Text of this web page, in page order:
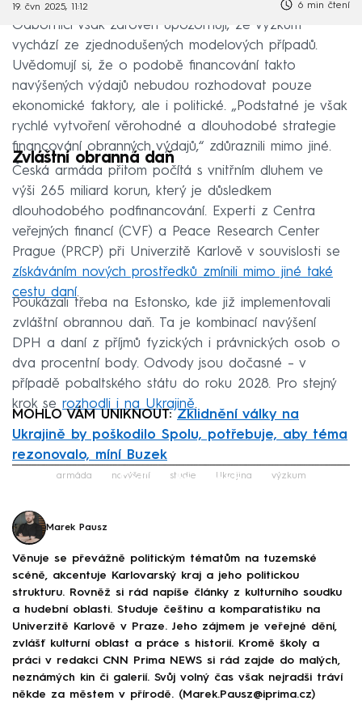
19. čvn 2025, 11:12 6 min čtení
Odborníci však zároveň upozorňují, že výzkum
vychází ze zjednodušených modelových případů.
Uvědomují si, že o podobě financování takto
navýšených výdajů nebudou rozhodovat pouze
ekonomické faktory, ale i politické. „Podstatné je však
rychlé vytvoření věrohodné a dlouhodobé strategie
financování obranných výdajů,“ zdůraznili mimo jiné.
Zvláštní obranná daň
Česká armáda přitom počítá s vnitřním dluhem ve
výši 265 miliard korun, který je důsledkem
dlouhodobého podfinancování. Experti z Centra
veřejných financí (CVF) a Peace Research Center
Prague (PRCP) při Univerzitě Karlově v souvislosti se
získáváním nových prostředků zmínili mimo jiné také
cestu daní.
Poukázali třeba na Estonsko, kde již implementovali
zvláštní obrannou daň. Ta je kombinací navýšení
DPH a daní z příjmů fyzických i právnických osob o
dva procentní body. Odvody jsou dočasné – v
případě pobaltského státu do roku 2028. Pro stejný
krok se rozhodli i na Ukrajině.
MOHLO VÁM UNIKNOUT:Zklidnění války na
Ukrajině by poškodilo Spolu, potřebuje, aby téma
rezonovalo, míní Buzek
Failed to fetch
armáda navýšení studie Ukrajina výzkum
Marek Pausz
Věnuje se převážně politickým tématům na tuzemské
scéně, akcentuje Karlovarský kraj a jeho politickou
strukturu. Rovněž si rád napíše články z kulturního soudku
a hudební oblasti. Studuje češtinu a komparatistiku na
Univerzitě Karlově v Praze. Jeho zájmem je veřejné dění,
zvlášť kulturní oblast a práce s historií. Kromě školy a
práci v redakci CNN Prima NEWS si rád zajde do malých,
neznámých kin či galerií. Svůj volný čas však nejradši tráví
někde za městem v přírodě. (Marek.Pausz@iprima.cz)